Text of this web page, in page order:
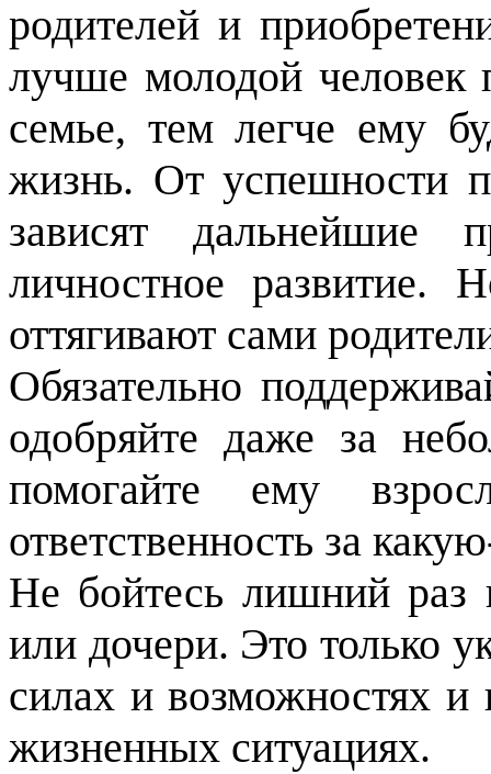
родителей и
лучше молодой человек
семье, тем легче ему
жизнь. От успешности
зависят дальнейшие
личностное развитие.
оттягивают сами
Обязательно
одобряйте даже за
помогайте ему
ответственность за
Не бойтесь лишний раз
или дочери. Это только
силах и возможностях
жизненных ситуациях.